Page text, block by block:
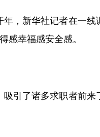
，新华社记者在一线
感幸福感安全感。
引了诸多求职者前来